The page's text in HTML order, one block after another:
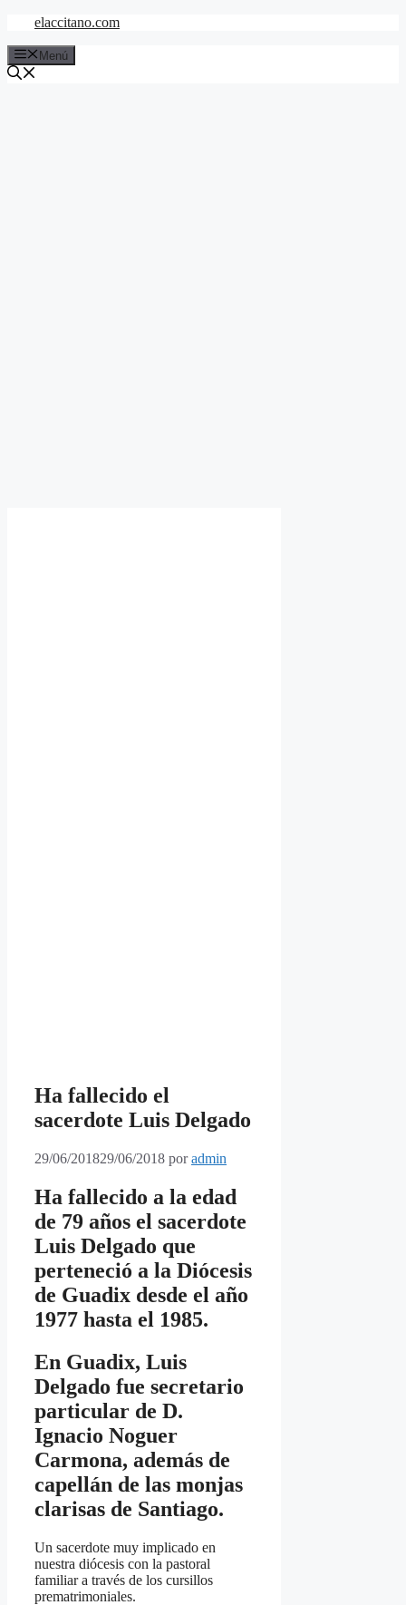
Saltar
contenido
elaccitano.com
Menú
Ha fallecido el
sacerdote Luis Delgado
29/06/201829/06/2018 poradmin
Ha fallecido a la edad
de 79 años el sacerdote
Luis Delgado que
perteneció a la Diócesis
de Guadix desde el año
1977 hasta el 1985.
En Guadix, Luis
Delgado fue secretario
particular de D.
Ignacio Noguer
Carmona, además de
capellán de las monjas
clarisas de Santiago.
Un sacerdote muy implicado en
nuestra diócesis con la pastoral
familiar a través de los cursillos
prematrimoniales.